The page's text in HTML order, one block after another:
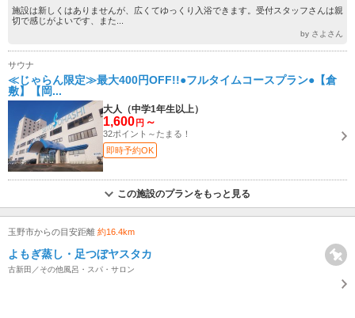
施設は新しくはありませんが、広くてゆっくり入浴できます。受付スタッフさんは親
切で感じがよいです、また...
by さよさん
サウナ
≪じゃらん限定≫最大400円OFF!!●フルタイムコースプラン●【倉
敷】【岡...
大人（中学1年生以上）
1,600 円 ～
32ポイント～たまる！
即時予約OK
この施設のプランをもっと見る
玉野市からの目安距離 約16.4km
よもぎ蒸し・足つぼヤスタカ
古新田／その他風呂・スパ・サロン